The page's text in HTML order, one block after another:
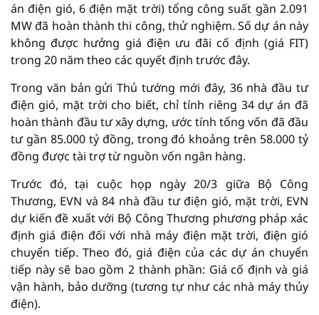
án điện gió, 6 điện mặt trời) tổng công suất gần 2.091
MW đã hoàn thành thi công, thử nghiệm. Số dự án này
không được hưởng giá điện ưu đãi cố định (giá FIT)
trong 20 năm theo các quyết định trước đây.
Trong văn bản gửi Thủ tướng mới đây, 36 nhà đầu tư
điện gió, mặt trời cho biết, chỉ tính riêng 34 dự án đã
hoàn thành đầu tư xây dựng, ước tính tổng vốn đã đầu
tư gần 85.000 tỷ đồng, trong đó khoảng trên 58.000 tỷ
đồng được tài trợ từ nguồn vốn ngân hàng.
Trước đó, tại cuộc họp ngày 20/3 giữa Bộ Công
Thương, EVN và 84 nhà đầu tư điện gió, mặt trời, EVN
dự kiến đề xuất với Bộ Công Thương phương pháp xác
định giá điện đối với nhà máy điện mặt trời, điện gió
chuyển tiếp. Theo đó, giá điện của các dự án chuyển
tiếp này sẽ bao gồm 2 thành phần: Giá cố định và giá
vận hành, bảo dưỡng (tương tự như các nhà máy thủy
điện).